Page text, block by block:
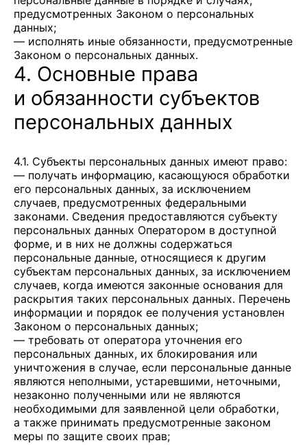
предусмотренных Законом о персональных
данных;
— исполнять иные обязанности, предусмотренные
Законом о персональных данных.
4. Основные права
и обязанности субъектов
персональных данных
4.1. Субъекты персональных данных имеют право:
— получать информацию, касающуюся обработки
его персональных данных, за исключением
случаев, предусмотренных федеральными
законами. Сведения предоставляются субъекту
персональных данных Оператором в доступной
форме, и в них не должны содержаться
персональные данные, относящиеся к другим
субъектам персональных данных, за исключением
случаев, когда имеются законные основания для
раскрытия таких персональных данных. Перечень
информации и порядок ее получения установлен
Законом о персональных данных;
— требовать от оператора уточнения его
персональных данных, их блокирования или
уничтожения в случае, если персональные данные
являются неполными, устаревшими, неточными,
незаконно полученными или не являются
необходимыми для заявленной цели обработки,
а также принимать предусмотренные законом
меры по защите своих прав;